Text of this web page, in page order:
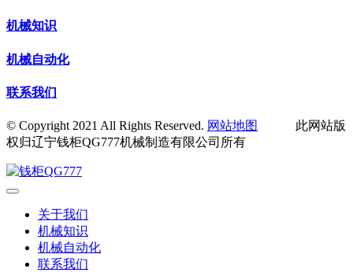
机械知识
机械自动化
联系我们
© Copyright 2021 All Rights Reserved. 网站地图
此网站版
权归辽宁钱柜QG777机械制造有限公司所有
关于我们
机械知识
机械自动化
联系我们